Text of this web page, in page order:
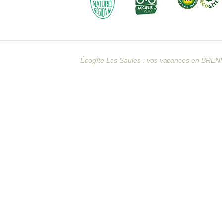
Écogîte Les Saules : vos vacances en